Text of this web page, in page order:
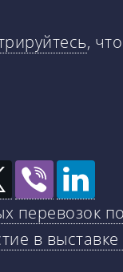
,
перевозок
в